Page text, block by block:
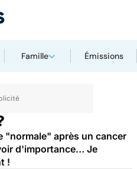
Famille Émissions
"normale" après un cancer
d'importance… Je
!